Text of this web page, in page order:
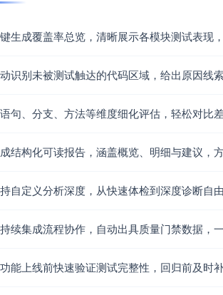
改进建议
用例：将 retries 设为 0（或 1 并连续抛
用例：coupon.type=percent 且
生成覆盖率总览，清晰展示各模块测试表现
识别未被测试触达的代码区域，给出原因线
句、分支、方法等维度细化评估，轻松对比
结构化可读报告，涵盖概览、明细与建议，
自定义分析深度，从快速体检到深度诊断自
续集成流程协作，自动出具质量门禁数据，
能上线前快速验证测试完整性，回归前及时